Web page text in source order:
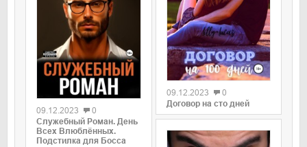
09.12.2023
0
Служебный Роман. День
Всех Влюблённых.
Подстилка для Босса
09.12.2023
0
Договор на сто дней